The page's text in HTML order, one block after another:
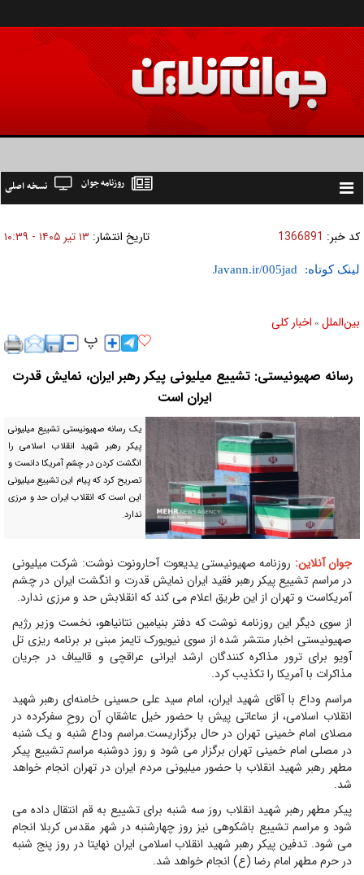
Toggle
نسخه اصلی روزنامه جوان
کد خبر: 1366891 تاریخ انتشار: ۱۳ تير ۱۴۰۵ - ۱۰:۳۹
لینک کوتاه:
بين‌الملل » اخبار كلی
رسانه صهیونیستی: تشییع میلیونی پیکر رهبر ایران، نمایش قدرت
ایران است
یک رسانه صهیونیستی تشییع میلیونی
پیکر رهبر شهید انقلاب اسلامی را
انگشت کردن در چشم آمریکا دانست و
تصریح کرد که پیام این تشییع میلیونی
این است که انقلاب ایران حد و مرزی
ندارد.
جوان آنلاین: روزنامه صهیونیستی یدیعوت آحارونوت نوشت: شرکت میلیونی
در مراسم تشییع پیکر رهبر فقید ایران نمایش قدرت و انگشت ایران در چشم
آمریکاست و تهران از این طریق اعلام می کند که انقلابش حد و مرزی ندارد.
از سوی دیگر این روزنامه نوشت که دفتر بنیامین نتانیاهو، نخست وزیر رژیم
صهیونیستی اخبار منتشر شده از سوی نیویورک تایمز مبنی بر برنامه ریزی تل
آویو برای ترور مذاکره کنندگان ارشد ایرانی عراقچی و قالیباف در جریان
مذاکرات با آمریکا را تکذیب کرد.
مراسم وداع با آقای شهید ایران، امام سید علی حسینی خامنه‌ای رهبر شهید
انقلاب اسلامی، از ساعاتی پیش با حضور خیل عاشقانِ آن روحِ سفرکرده در
مصلای امام خمینی تهران در حال برگزاریست.مراسم وداع شنبه و یک شنبه
در مصلی امام خمینی تهران برگزار می شود و روز دوشنبه مراسم تشییع پیکر
مطهر رهبر شهید انقلاب با حضور میلیونی مردم ایران در تهران انجام خواهد
شد.
پیکر مطهر رهبر شهید انقلاب روز سه شنبه برای تشییع به قم انتقال داده می
شود و مراسم تشییع باشکوهی نیز روز چهارشنبه در شهر مقدس کربلا انجام
می شود. تدفین پیکر رهبر شهید انقلاب اسلامی ایران نهایتا در روز پنج شنبه
در حرم مطهر امام رضا (ع) انجام خواهد شد.